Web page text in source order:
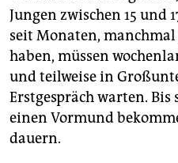
Jungen zwischen 15 und
seit Monaten, manchmal
haben, müssen
und teilweise in
Erstgespräch warten.
einen Vormund
dauern.